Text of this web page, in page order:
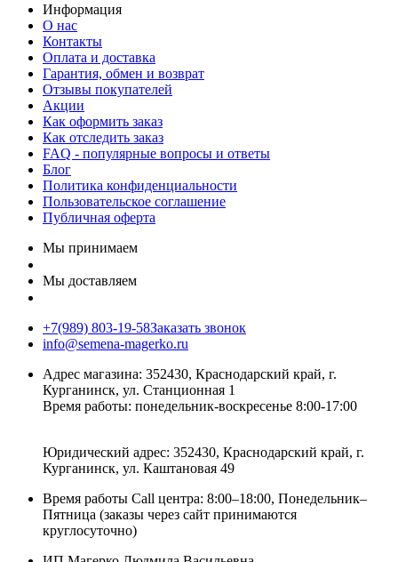
Информация
О нас
Контакты
Оплата и доставка
Гарантия, обмен и возврат
Отзывы покупателей
Акции
Как оформить заказ
Как отследить заказ
FAQ - популярные вопросы и ответы
Блог
Политика конфиденциальности
Пользовательское соглашение
Публичная оферта
Мы принимаем
Мы доставляем
+7(989) 803-19-58Заказать звонок
info@semena-magerko.ru
Адрес магазина: 352430, Краснодарский край, г.
Курганинск, ул. Станционная 1
Время работы: понедельник-воскресенье 8:00-17:00
Юридический адрес: 352430, Краснодарский край, г.
Курганинск, ул. Каштановая 49
Время работы Call центра: 8:00–18:00, Понедельник–
Пятница (заказы через сайт принимаются
круглосуточно)